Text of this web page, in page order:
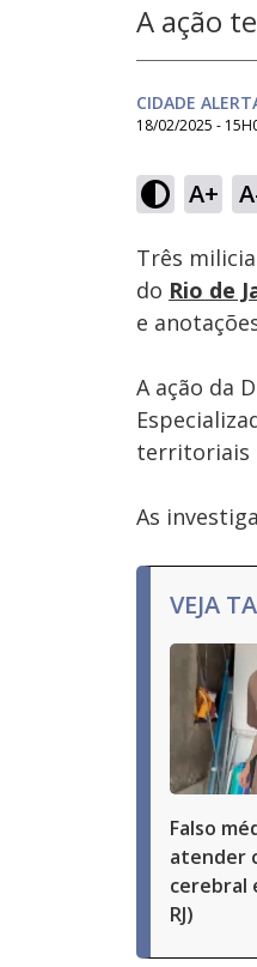
A ação
CIDADE
18/02/2025 -
A+
Três
do Rio de
e
A ação da
territoriais
As
VEJA
Falso
atender
cerebral
RJ)